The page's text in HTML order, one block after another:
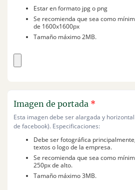
Estar en formato jpg o png
Se recomienda que sea como
de 1600x1600px
Tamaño máximo 2MB.
Imagen de portada *
Esta imagen debe ser alargada y
de facebook). Especificaciones:
Debe ser fotográfica
textos o logo de la empresa.
Se recomienda que sea como
250px de alto.
Tamaño máximo 3MB.